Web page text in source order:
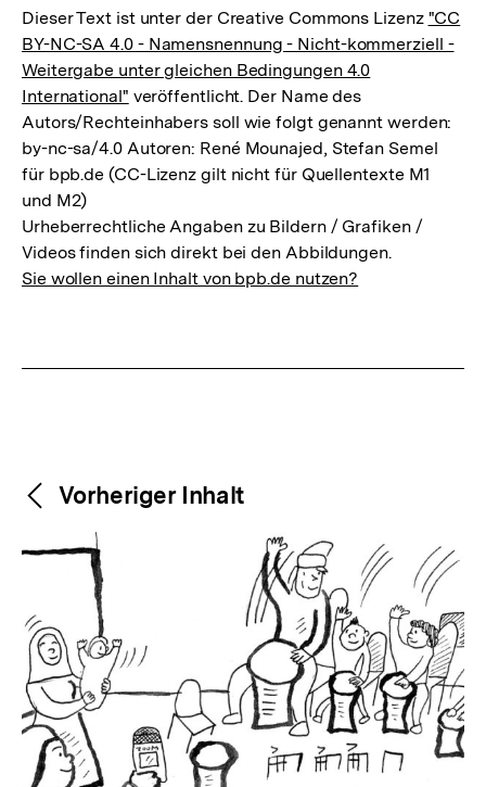
Dieser Text ist unter der Creative Commons Lizenz "CC
BY-NC-SA 4.0 - Namensnennung - Nicht-kommerziell -
Weitergabe unter gleichen Bedingungen 4.0
International" veröffentlicht. Der Name des
Autors/Rechteinhabers soll wie folgt genannt werden:
by-nc-sa/4.0 Autoren: René Mounajed, Stefan Semel
für bpb.de (CC-Lizenz gilt nicht für Quellentexte M1
und M2)
Urheberrechtliche Angaben zu Bildern / Grafiken /
Videos finden sich direkt bei den Abbildungen.
Sie wollen einen Inhalt von bpb.de nutzen?
Weitere
Inhalte
Content-
Navigation
Vorheriger Inhalt